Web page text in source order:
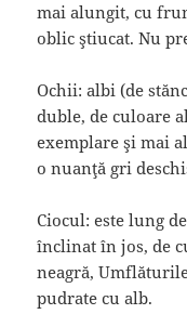
mai alungit, cu
oblic ştiucat. Nu
Ochii: albi (de
duble, de culoare
exemplare şi mai
o nuanţă gri
Ciocul: este lung
înclinat în jos, de
neagră,
pudrate cu alb.